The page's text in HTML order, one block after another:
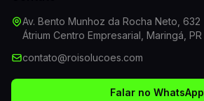
Av. Bento Munhoz da Rocha Neto, 632
Átrium Centro Empresarial, Maringá, PR
contato@roisolucoes.com
Falar no WhatsApp